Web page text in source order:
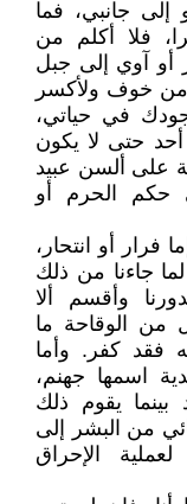
جانبي، فما
فلا أكلم من
أو آوي إلى جبل
من خوف ولأكسر
في حياتي،
حتى لا يكون
على ألسن عبيد
حكم الحرم أو
فرار أو انتحار،
جاءنا من ذلك
وأقسم ألا
من الوقاحة ما
فقد كفر. وأما
اسمها جهنم،
بينما يقوم ذلك
من البشر إلى
الإحراق